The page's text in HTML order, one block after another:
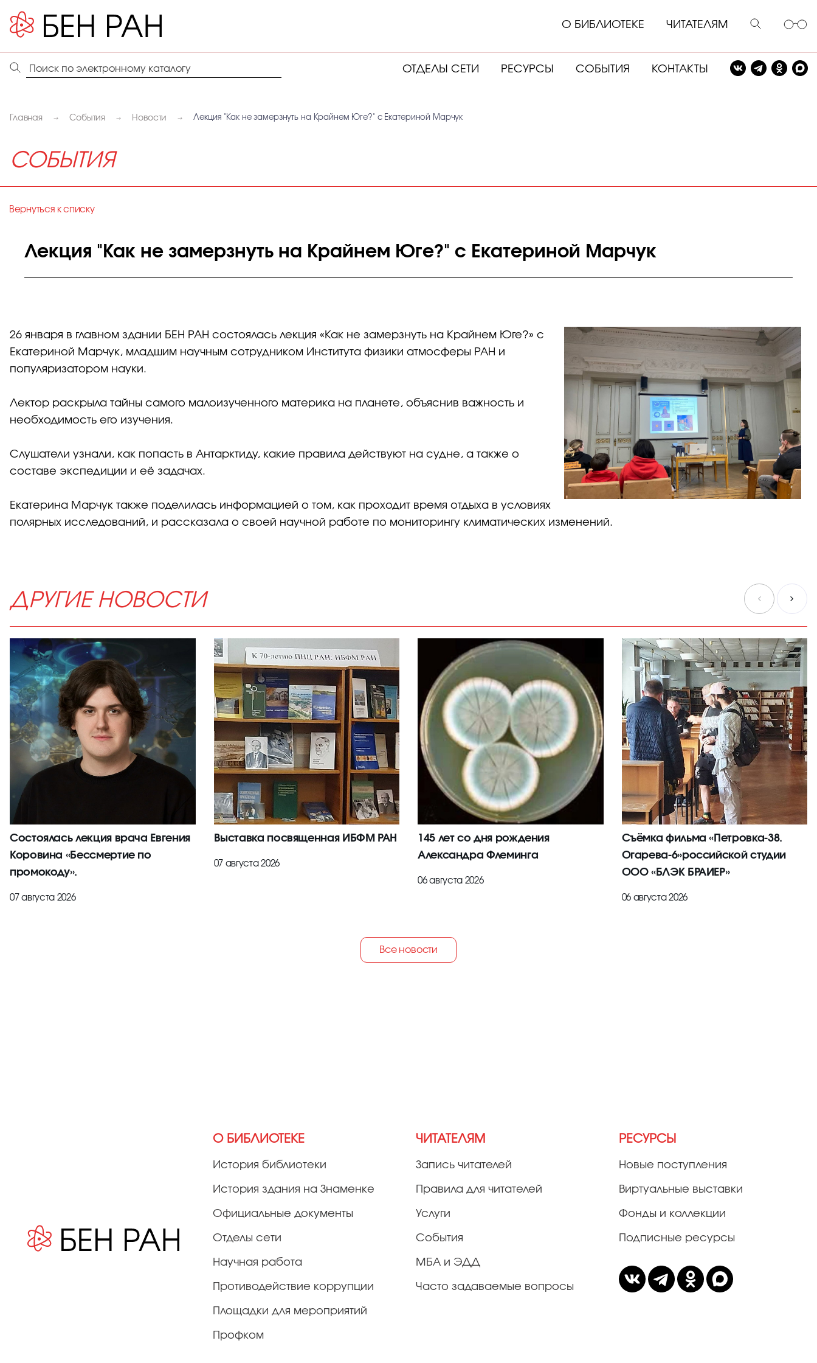
О БИБЛИОТЕКЕ ЧИТАТЕЛЯМ
ОТДЕЛЫ СЕТИ РЕСУРСЫ СОБЫТИЯ КОНТАКТЫ
Главная События Новости Лекция "Как не замерзнуть на Крайнем Юге?" с Екатериной Марчук
СОБЫТИЯ
Вернуться к списку
Лекция "Как не замерзнуть на Крайнем Юге?" с Екатериной Марчук
26 января в главном здании БЕН РАН состоялась лекция «Как не замерзнуть на Крайнем Юге?» с
Екатериной Марчук, младшим научным сотрудником Института физики атмосферы РАН и
популяризатором науки.
Лектор раскрыла тайны самого малоизученного материка на планете, объяснив важность и
необходимость его изучения.
Слушатели узнали, как попасть в Антарктиду, какие правила действуют на судне, а также о
составе экспедиции и её задачах.
Екатерина Марчук также поделилась информацией о том, как проходит время отдыха в условиях
полярных исследований, и рассказала о своей научной работе по мониторингу климатических изменений.
ДРУГИЕ НОВОСТИ
Состоялась лекция врача Евгения
Коровина «Бессмертие по
промокоду».
07 августа 2026
Выставка посвященная ИБФМ РАН
07 августа 2026
145 лет со дня рождения
Александра Флеминга
06 августа 2026
Съёмка фильма «Петровка-38.
Огарева-6»российской студии
ООО «БЛЭК БРАИЕР»
06 августа 2026
Все новости
О БИБЛИОТЕКЕ
История библиотеки
История здания на Знаменке
Официальные документы
Отделы сети
Научная работа
Противодействие коррупции
Площадки для мероприятий
Профком
ЧИТАТЕЛЯМ
Запись читателей
Правила для читателей
Услуги
События
МБА и ЭДД
Часто задаваемые вопросы
РЕСУРСЫ
Новые поступления
Виртуальные выставки
Фонды и коллекции
Подписные ресурсы